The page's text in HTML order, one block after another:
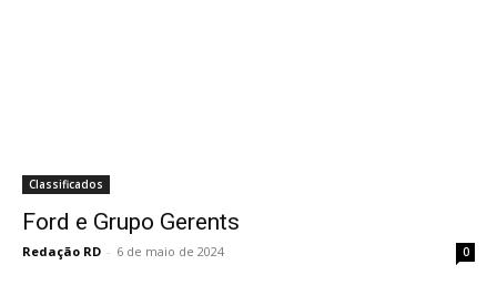
Classificados
Ford e Grupo Gerents
Redação RD - 6 de maio de 2024 0